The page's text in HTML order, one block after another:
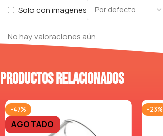
Solo con imagenes
No hay valoraciones aún.
Productos relacionados
-47%
AGOTADO
-23%